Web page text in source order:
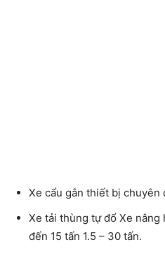
Xe cẩu gắn thiết bị chuyên
Xe tải thùng tự đổ Xe
đến 15 tấn 1.5 – 30 tấn.